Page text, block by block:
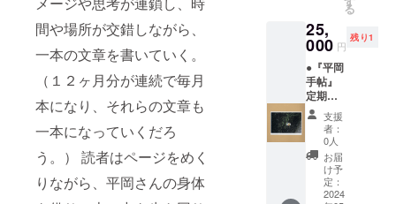
間や場所が交錯しながら、
一本の文章を書いていく。
（１２ヶ月分が連続で毎月
本になり、それらの文章も
一本になっていくだろ
う。） 読者はページをめく
りながら、平岡さんの身体
し、急
拵え、
声をか
けるこ
とので
きた、
ささや
かな人
数の
アー
ティス
トや記
録班の
で、ポ
スト
カード
としお
りにし
まし
た。こ
のオー
ロラも
平岡さ
んは３
回くら
い見に
になっ
たこと
は家族
には言
えな
い、怒
られ
ちゃ
う」な
ど沢山
の話を
話して
品を作
るとき
に似て
いるよ
うな。
自分の
考えて
いるこ
とを話
す時
は、言
葉が
術館が
ないか
調べ、
ここに
行き着
いたと
の事
だっ
た。 自
分も近
くに櫛
かんざ
し美術
張って
くださ
い！！
ケット
ーーー
ーー 古
屋崇久
ーー 応
援コメ
ント：
私は好
きな文
豪・作
家の名
前を追
い、誰
る
25,
000 円
残り1
●『平岡
手帖』
定期購
読_12ヶ
月 ＋ ●
作家作
品ポス
トカー
ドサイ
ズ ［コ
支援
者：
0人
お届
け予
定：
2024